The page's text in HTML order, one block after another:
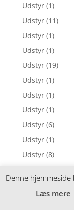
Udstyr (1)
Udstyr (11)
Udstyr (1)
Udstyr (1)
Udstyr (19)
Udstyr (1)
Udstyr (1)
Udstyr (1)
Udstyr (6)
Udstyr (1)
Udstyr (8)
Udstyr (2)
Udstyr (3)
Denne
Læs mere